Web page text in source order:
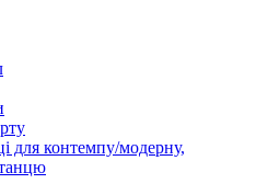
для контемпу/модерну,